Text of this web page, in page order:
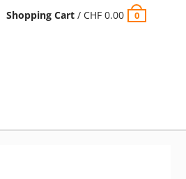
Shopping Cart/ CHF0.00 0